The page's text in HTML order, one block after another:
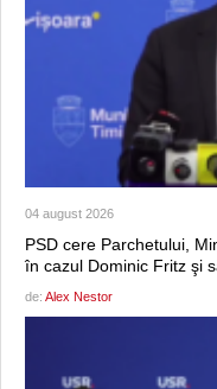
04 august 2026
PSD cere Parchetului,
în cazul Dominic Fritz şi
de: Alex Nestor